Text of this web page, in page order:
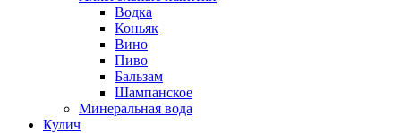
Водка
Коньяк
Вино
Пиво
Бальзам
Шампанское
Минеральная вода
Кулич